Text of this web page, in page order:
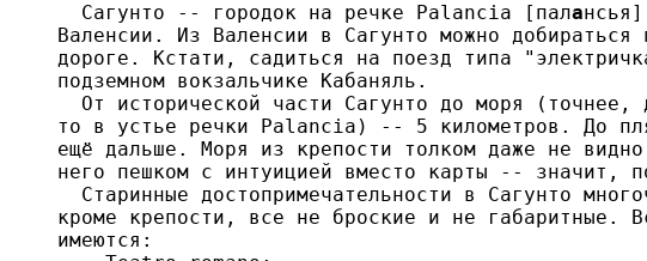
  Сагунто -- городок на речке Palancia [пал
а
Валенсии. Из Валенсии в Сагунто можно добираться
дороге. Кстати, садиться на поезд типа
подземном вокзальчике Кабаняль.
От исторической части Сагунто до моря (точнее,
то в устье речки Palancia) -- 5 километров. До
ещё дальше. Моря из крепости толком даже не
него пешком с интуицией вместо карты -- значит,
Старинные достопримечательности в Сагунто
кроме крепости, все не броские и не габаритные.
имеются: